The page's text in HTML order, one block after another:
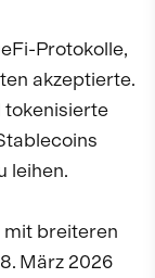
Protokolle,
akzeptierte.
tokenisierte
leihen.
mit breiteren
März 2026